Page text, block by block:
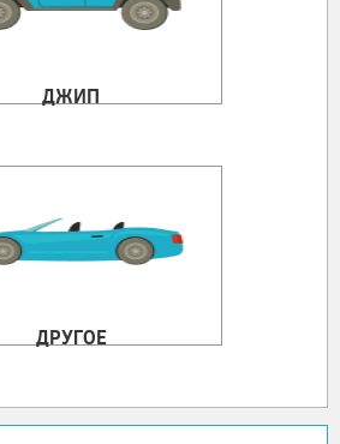
ДЖИП
ДРУГОЕ